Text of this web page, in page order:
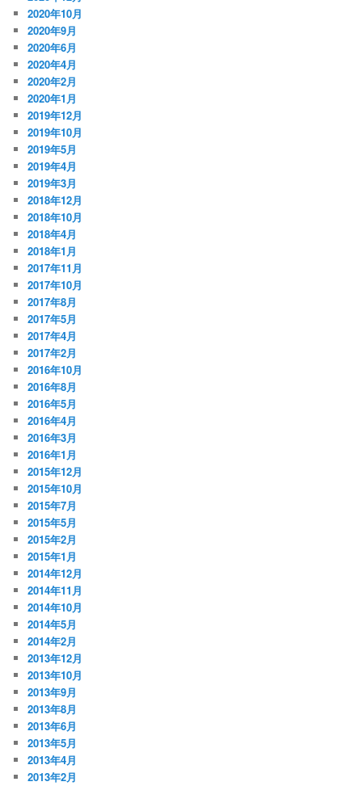
2020年10月
2020年9月
2020年6月
2020年4月
2020年2月
2020年1月
2019年12月
2019年10月
2019年5月
2019年4月
2019年3月
2018年12月
2018年10月
2018年4月
2018年1月
2017年11月
2017年10月
2017年8月
2017年5月
2017年4月
2017年2月
2016年10月
2016年8月
2016年5月
2016年4月
2016年3月
2016年1月
2015年12月
2015年10月
2015年7月
2015年5月
2015年2月
2015年1月
2014年12月
2014年11月
2014年10月
2014年5月
2014年2月
2013年12月
2013年10月
2013年9月
2013年8月
2013年6月
2013年5月
2013年4月
2013年2月